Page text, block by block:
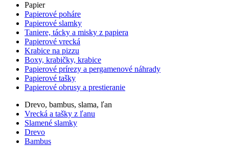
Papier
Papierové poháre
Papierové slamky
Taniere, tácky a misky z papiera
Papierové vrecká
Krabice na pizzu
Boxy, krabičky, krabice
Papierové prírezy a pergamenové náhrady
Papierové tašky
Papierové obrusy a prestieranie
Drevo, bambus, slama, ľan
Vrecká a tašky z ľanu
Slamené slamky
Drevo
Bambus